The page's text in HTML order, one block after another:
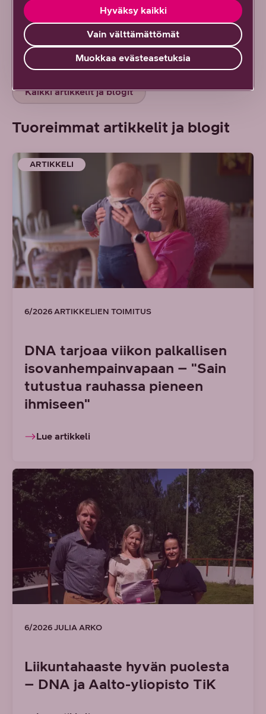
Vipattaako reissujalka? Katso vinkit
huolettomaan netin käyttöön matkoilla
2/2026Artikkelien toimitus
Kaikki artikkelit ja blogit
Tuoreimmat artikkelit ja blogit
ARTIKKELI
6/2026 ARTIKKELIEN TOIMITUS
DNA tarjoaa viikon palkallisen
isovanhempainvapaan – "Sain
tutustua rauhassa pieneen
ihmiseen"
Lue artikkeli
6/2026 JULIA ARKO
Liikuntahaaste hyvän puolesta
– DNA ja Aalto-yliopisto TiK
Vain välttämättömät
Hyväksy kaikki
Muokkaa evästeasetuksia